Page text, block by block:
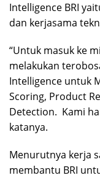
Intelligence BRI
dan kerjasama
“Untuk masuk ke
melakukan
Intelligence untuk
Scoring, Product
Detection. Kami
katanya.
Menurutnya kerja
membantu BRI